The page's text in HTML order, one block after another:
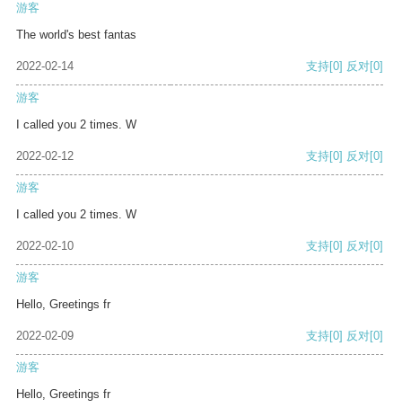
游客
The world's best fantas
2022-02-14 支持[0] 反对[0]
游客
I called you 2 times. W
2022-02-12 支持[0] 反对[0]
游客
I called you 2 times. W
2022-02-10 支持[0] 反对[0]
游客
Hello, Greetings fr
2022-02-09 支持[0] 反对[0]
游客
Hello, Greetings fr